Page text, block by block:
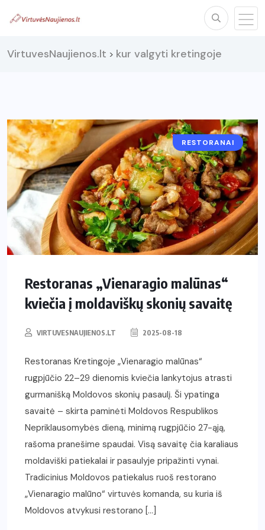
VirtuvesNaujienos.lt > kur valgyti kretingoje
RESTORANAI
Restoranas „Vienaragio malūnas“
kviečia į moldaviškų skonių savaitę
VIRTUVESNAUJIENOS.LT 2025-08-18
Restoranas Kretingoje „Vienaragio malūnas“
rugpjūčio 22–29 dienomis kviečia lankytojus atrasti
gurmanišką Moldovos skonių pasaulį. Ši ypatinga
savaitė – skirta paminėti Moldovos Respublikos
Nepriklausomybės dieną, minimą rugpjūčio 27-ąją,
rašoma pranešime spaudai. Visą savaitę čia karaliaus
moldaviški patiekalai ir pasaulyje pripažinti vynai.
Tradicinius Moldovos patiekalus ruoš restorano
„Vienaragio malūno“ virtuvės komanda, su kuria iš
Moldovos atvykusi restorano […]